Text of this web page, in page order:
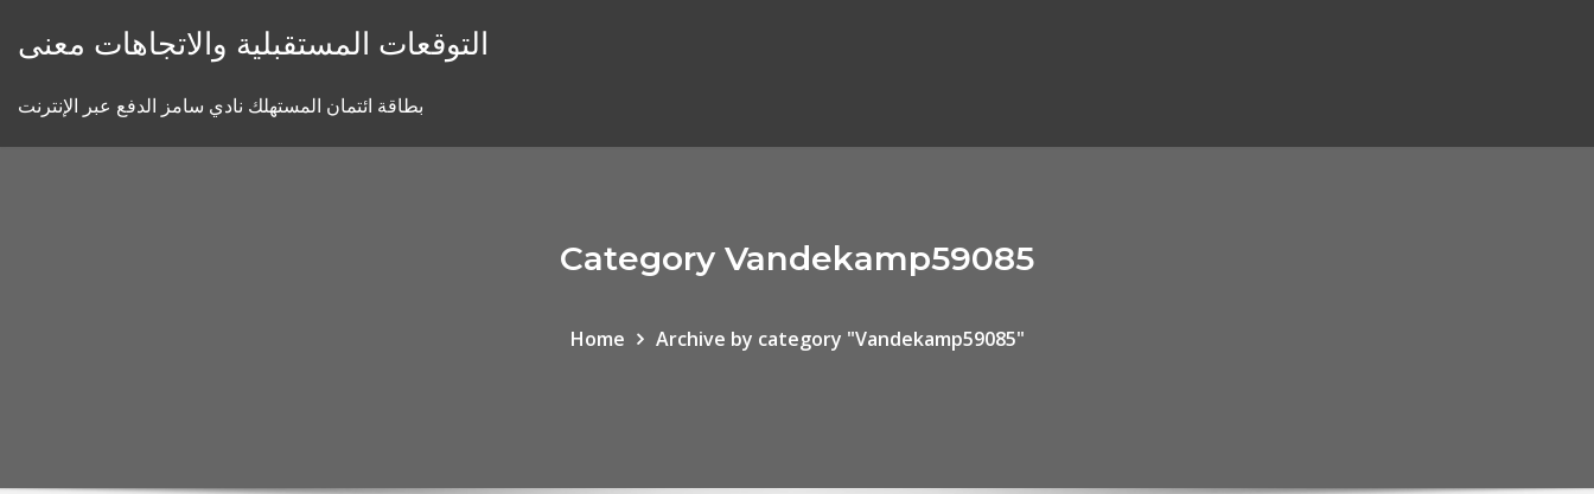
التوقعات المستقبلية والاتجاهات معنى
بطاقة ائتمان المستهلك نادي سامز الدفع عبر الإنترنت
Category Vandekamp59085
Home Archive by category "Vandekamp59085"